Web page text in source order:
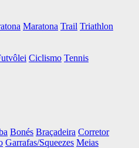
Maratona Trail Triathlon
Ciclismo Tennis
Bonés Braçadeira Corretor
Garrafas/Squeezes Meias